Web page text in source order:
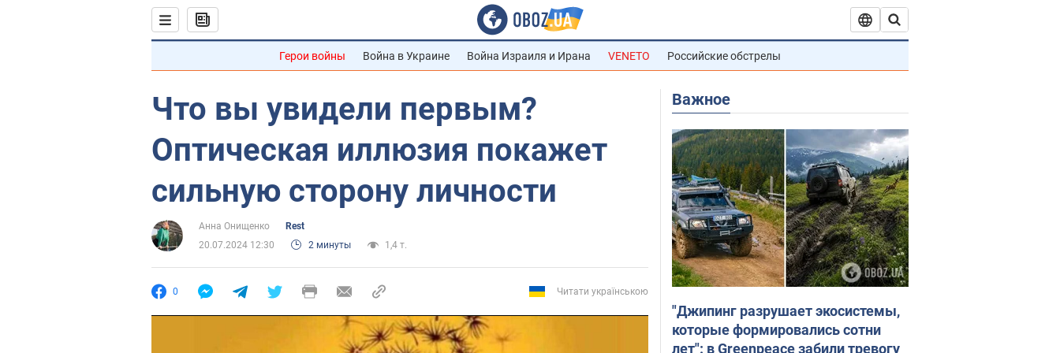
Герои войны Война в Украине Война Израиля и Ирана VENETO Российские обстрелы
Что вы увидели первым?
Оптическая иллюзия покажет
сильную сторону личности
Анна Онищенко
Rest
20.07.2024 12:30
2 минуты 1,4 т.
0 Читати українською
Важное
"Джипинг разрушает экосистемы,
которые формировались сотни
лет": в Greenpeace забили тревогу